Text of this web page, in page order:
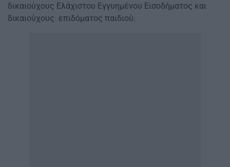
δικαιούχους Ελάχιστου Εγγυημένου Εισοδήματος και
δικαιούχους επιδόματος παιδιού.